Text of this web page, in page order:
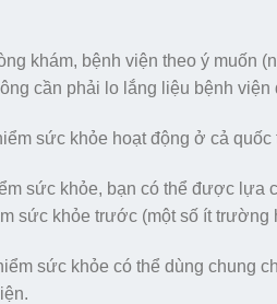
khám, bệnh viện theo ý muốn
cần phải lo lắng liệu bệnh
sức khỏe hoạt động ở cả
sức khỏe, bạn có thể được lựa
sức khỏe trước (một số ít trường
sức khỏe có thể dùng chung